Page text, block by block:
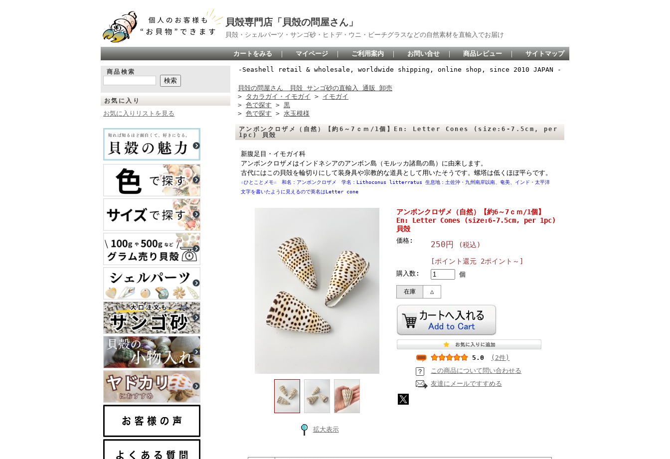
貝殻専門店「貝殻の問屋さん」
貝殻・シェルパーツ・サンゴ砂・ヒトデ・ウニ・ビーチグラスなどの自然素材を直輸入でお届け
カートをみる ｜ マイページ ｜ ご利用案内 ｜ お問い合せ ｜ 商品レビュー ｜ サイトマップ
商品検索
お気に入り
お気に入りリストを見る
-Seashell retail & wholesale, worldwide shipping, online shop, since 2010 JAPAN -
貝殻の問屋さん 貝殻 サンゴ砂の直輸入 通販 卸売
>
タカラガイ・イモガイ > イモガイ
> 色で探す > 黒
> 色で探す > 水玉模様
アンボンクロザメ（自然）【約6～7ｃｍ/1個】En: Letter Cones (size:6-7.5cm, per
1pc) 貝殻
新腹足目・イモガイ科
アンボンクロザメはインドネシアのアンボン島（モルッカ諸島の島）に由来します。
古代にはこの貝殻を輪切りにして装身具や宗教的な道具として用いたそうです。螺塔は低くほぼ平らです。
☆ひとことメモ☆ 和名：アンボンクロザメ 学名：Lithoconus litterratus 生息地：土佐沖・九州南岸以南、奄美、インド・太平洋
文字を書いたように見えるので英名はLetter cone
拡大表示
アンボンクロザメ（自然）【約6～7ｃｍ/1個】
En: Letter Cones (size:6-7.5cm, per 1pc)
貝殻
価格: 250円 (税込)
[ポイント還元 2ポイント～]
購入数: 個
在庫 △
5.0
(2件)
この商品について問い合わせる
友達にメールですすめる